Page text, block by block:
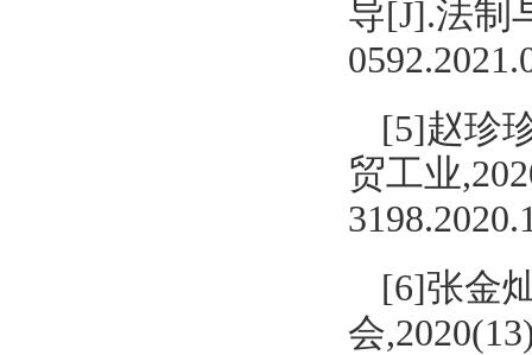
导[J].法制
[5]赵珍
贸工业
[6]张金
会